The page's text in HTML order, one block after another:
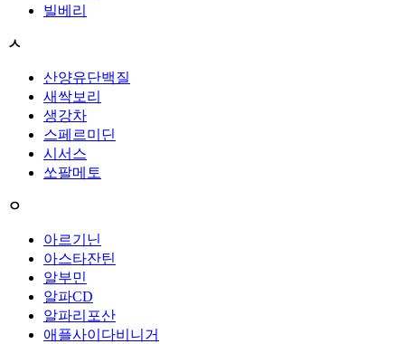
빌베리
ㅅ
산양유단백질
새싹보리
생강차
스페르미딘
시서스
쏘팔메토
ㅇ
아르기닌
아스타잔틴
알부민
알파CD
알파리포산
애플사이다비니거